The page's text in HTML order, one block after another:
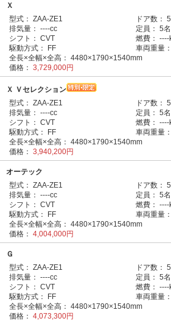
Ｘ
型式： ZAA-ZE1 ドア数： 5
排気量： ----cc 定員： 5名
シフト： CVT 燃費： ----
駆動方式：
FF 車両重量：
全長×全幅×全高： 4480×1790×1540mm
価格： 3,729,000円
Ｘ Ｖセレクション
型式： ZAA-ZE1 ドア数： 5
排気量： ----cc 定員： 5名
シフト： CVT 燃費： ----
駆動方式：
FF 車両重量：
全長×全幅×全高： 4480×1790×1540mm
価格： 3,940,200円
オーテック
型式： ZAA-ZE1 ドア数： 5
排気量： ----cc 定員： 5名
シフト： CVT 燃費： ----
駆動方式：
FF 車両重量：
全長×全幅×全高： 4480×1790×1540mm
価格： 4,004,000円
Ｇ
型式： ZAA-ZE1 ドア数： 5
排気量： ----cc 定員： 5名
シフト： CVT 燃費： ----
駆動方式：
FF 車両重量：
全長×全幅×全高： 4480×1790×1540mm
価格： 4,073,300円